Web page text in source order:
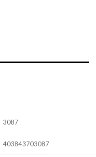
3087
403843703087